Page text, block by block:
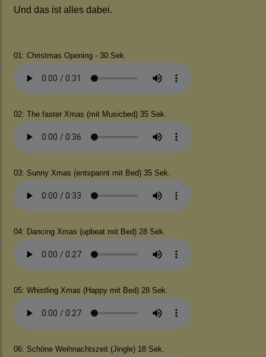
Und das ist alles dabei.
01: Christmas Opening - 30 Sek.
02: The faster Xmas (mit Musicbed) 35 Sek.
03: Sunny Xmas (entspannt mit Bed) 35 Sek.
04: Dancing Xmas (upbeat mit Bed) 28 Sek.
05: Whistling Xmas (Happy mit Bed) 28 Sek.
06: Schöne Weihnachtszeit (Jingle) 18 Sek.